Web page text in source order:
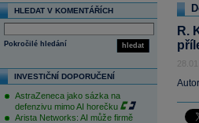
HLEDAT V KOMENTÁŘÍCH
hledat
Pokročilé hledání
INVESTIČNÍ DOPORUČENÍ
AstraZeneca jako sázka na
defenzivu mimo AI horečku
Arista Networks: AI může firmě
R.